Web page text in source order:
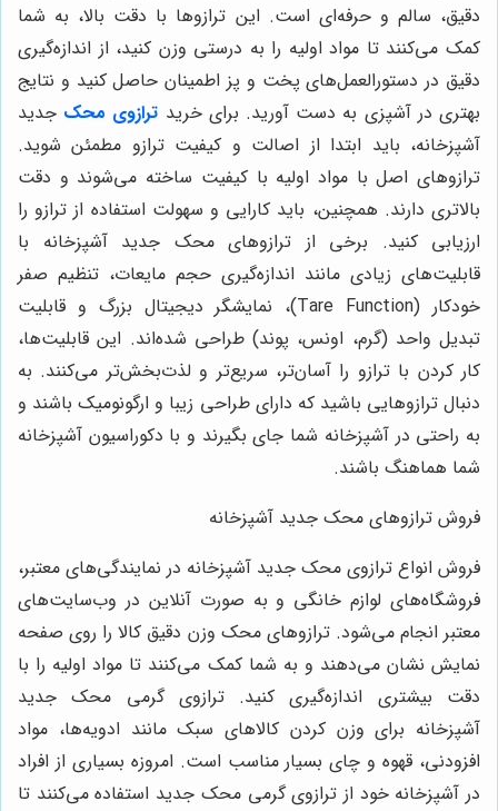
دقیق، سالم و حرفه‌ای است. این ترازوها با دقت بالا، به شما
کمک می‌کنند تا مواد اولیه را به درستی وزن کنید، از اندازه‌گیری
دقیق در دستورالعمل‌های پخت و پز اطمینان حاصل کنید و نتایج
بهتری در آشپزی به دست آورید. برای خرید ترازوی محک جدید
آشپزخانه، باید ابتدا از اصالت و کیفیت ترازو مطمئن شوید.
ترازوهای اصل با مواد اولیه با کیفیت ساخته می‌شوند و دقت
بالاتری دارند. همچنین، باید کارایی و سهولت استفاده از ترازو را
ارزیابی کنید. برخی از ترازوهای محک جدید آشپزخانه با
قابلیت‌های زیادی مانند اندازه‌گیری حجم مایعات، تنظیم صفر
خودکار (Tare Function)، نمایشگر دیجیتال بزرگ و قابلیت
تبدیل واحد (گرم، اونس، پوند) طراحی شده‌اند. این قابلیت‌ها،
کار کردن با ترازو را آسان‌تر، سریع‌تر و لذت‌بخش‌تر می‌کنند. به
دنبال ترازوهایی باشید که دارای طراحی زیبا و ارگونومیک باشند و
به راحتی در آشپزخانه شما جای بگیرند و با دکوراسیون آشپزخانه
شما هماهنگ باشند.
فروش ترازوهای محک جدید آشپزخانه
فروش انواع ترازوی محک جدید آشپزخانه در نمایندگی‌های معتبر،
فروشگاه‌های لوازم خانگی و به صورت آنلاین در وب‌سایت‌های
معتبر انجام می‌شود. ترازوهای محک وزن دقیق کالا را روی صفحه
نمایش نشان می‌دهند و به شما کمک می‌کنند تا مواد اولیه را با
دقت بیشتری اندازه‌گیری کنید. ترازوی گرمی محک جدید
آشپزخانه برای وزن کردن کالاهای سبک مانند ادویه‌ها، مواد
افزودنی، قهوه و چای بسیار مناسب است. امروزه بسیاری از افراد
در آشپزخانه خود از ترازوی گرمی محک جدید استفاده می‌کنند تا